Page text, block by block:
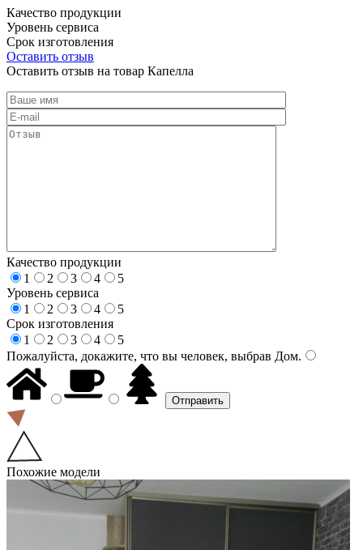
Качество продукции
Уровень сервиса
Срок изготовления
Оставить отзыв
Оставить отзыв на товар Капелла
Качество продукции
1
2 3 4
5
Уровень сервиса
1
2 3 4
5
Срок изготовления
1
2 3 4
5
Пожалуйста, докажите, что вы человек, выбрав Дом.
Похожие модели